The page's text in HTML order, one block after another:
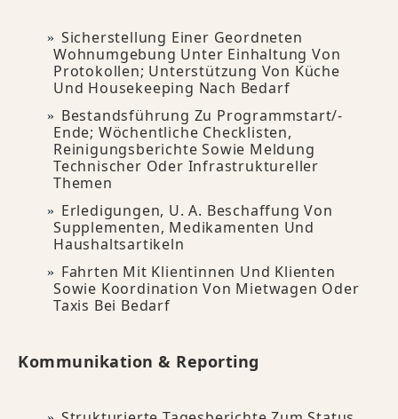
Sicherstellung Einer Geordneten
Wohnumgebung Unter Einhaltung Von
Protokollen; Unterstützung Von Küche
Und Housekeeping Nach Bedarf
Bestandsführung Zu Programmstart/-
Ende; Wöchentliche Checklisten,
Reinigungsberichte Sowie Meldung
Technischer Oder Infrastruktureller
Themen
Erledigungen, U. A. Beschaffung Von
Supplementen, Medikamenten Und
Haushaltsartikeln
Fahrten Mit Klientinnen Und Klienten
Sowie Koordination Von Mietwagen Oder
Taxis Bei Bedarf
Kommunikation & Reporting